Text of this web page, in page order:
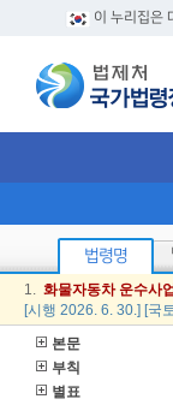
이 누리집은
법령명
1. 화물자동차 운수사
[시행 2026. 6. 30.] [국
본문
부칙
별표